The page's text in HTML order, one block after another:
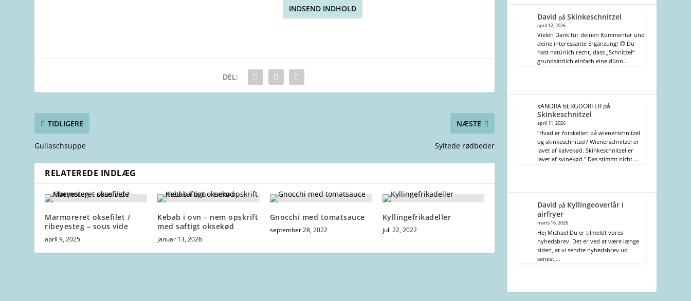
INDSEND INDHOLD
DEL:
TIDLIGERE
Gullaschsuppe
NÆSTE
Syltede rødbeder
RELATEREDE INDLÆG
Marmoreret oksefilet /
ribeyesteg – sous vide
april 9, 2025
Kebab i ovn – nem opskrift
med saftigt oksekød
januar 13, 2026
Gnocchi med tomatsauce
september 28, 2022
Kyllingefrikadeller
juli 22, 2022
David påSkinkeschnitzel
april 12, 2026
Vielen Dank für deinen Kommentar und
deine interessante Ergänzung! 😊 Du
hast natürlich recht, dass „Schnitzel“
grundsätzlich einfach eine dünn…
sANDRA bERGDÖRFER på
Skinkeschnitzel
april 11, 2026
"Hvad er forskellen på wienerschnitzel
og skinkeschnitzel? Wienerschnitzel er
lavet af kalvekød. Skinkeschnitzel er
lavet af svinekød." Das stimmt nicht.…
David på Kyllingeoverlår i
airfryer
marts 16, 2026
Hej Michael Du er tilmeldt vores
nyhedsbrev. Det er ved at være længe
siden, at vi sendte nyhedsbrev ud
senest,…